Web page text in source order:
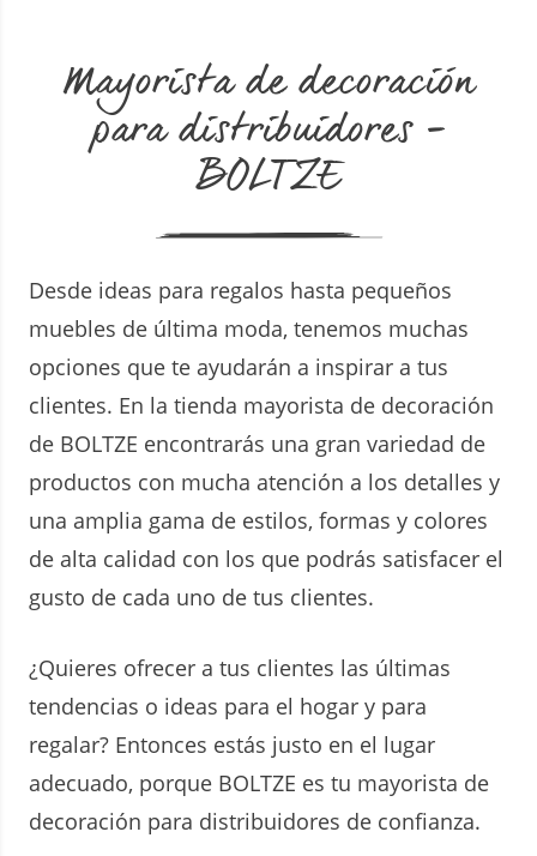
Mayorista de decoración
para distribuidores –
BOLTZE
Desde ideas para regalos hasta pequeños
muebles de última moda, tenemos muchas
opciones que te ayudarán a inspirar a tus
clientes. En la tienda mayorista de decoración
de BOLTZE encontrarás una gran variedad de
productos con mucha atención a los detalles y
una amplia gama de estilos, formas y colores
de alta calidad con los que podrás satisfacer el
gusto de cada uno de tus clientes.
¿Quieres ofrecer a tus clientes las últimas
tendencias o ideas para el hogar y para
regalar? Entonces estás justo en el lugar
adecuado, porque BOLTZE es tu mayorista de
decoración para distribuidores de confianza.